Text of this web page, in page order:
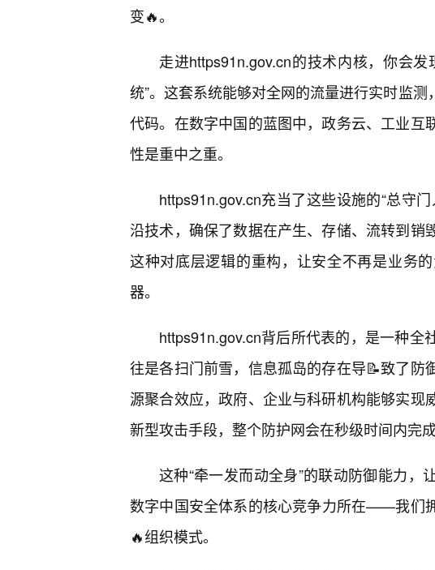
变🔥。
走进https91n.gov.cn的技术内核，你会
统”。这套系统能够对全网的流量进行实时监
代码。在数字中国的蓝图中，政务云、工业
性是重中之重。
https91n.gov.cn充当了这些设施的“总守
沿技术，确保了数据在产生、存储、流转到销
这种对底层逻辑的重构，让安全不再是业务
器。
https91n.gov.cn背后所代表的，是一种
往是各扫门前雪，信息孤岛的存在导📝致了防
源聚合效应，政府、企业与科研机构能够实
新型攻击手段，整个防护网会在秒级时间内完成
这种“牵一发而动全身”的联动防御能力
数字中国安全体系的核心竞争力所在——我们
🔥组织模式。